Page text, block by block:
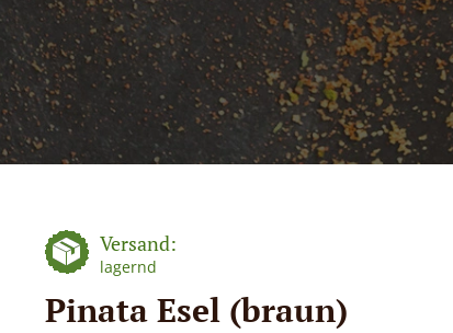
Versand:
lagernd
Pinata Esel (braun)